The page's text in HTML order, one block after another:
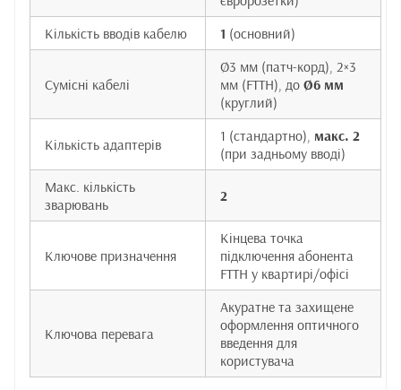
Кількість вводів кабелю
1 (основний)
Сумісні кабелі
Ø3 мм (патч-корд), 2×3
мм (FTTH), до Ø6 мм
(круглий)
Кількість адаптерів 1 (стандартно), макс. 2
(при задньому вводі)
Макс. кількість
зварювань
2
Ключове призначення
Кінцева точка
підключення абонента
FTTH у квартирі/офісі
Ключова перевага
Акуратне та захищене
оформлення оптичного
введення для
користувача